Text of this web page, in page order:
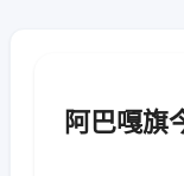
阿巴嘎旗